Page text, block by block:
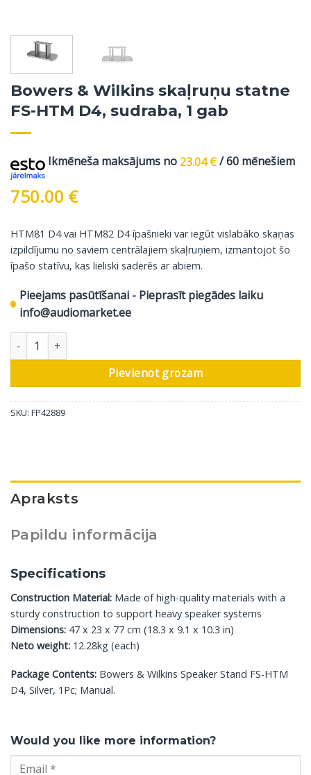
Bowers & Wilkins skaļruņu statne
FS-HTM D4, sudraba, 1 gab
Ikmēneša maksājums no 23.04€/ 60 mēnešiem
750.00 €
HTM81 D4 vai HTM82 D4 īpašnieki var iegūt vislabāko skaņas
izpildījumu no saviem centrālajiem skaļruņiem, izmantojot šo
īpašo statīvu, kas lieliski saderēs ar abiem.
Pieejams pasūtīšanai - Pieprasīt piegādes laiku
info@audiomarket.ee
Bowers & Wilkins skaļruņu statne FS-HTM D4, sudraba, 1 gab
Pievienot grozam
SKU: FP42889
Apraksts
Papildu informācija
Specifications
Construction Material: Made of high-quality materials with a
sturdy construction to support heavy speaker systems
Dimensions: 47 x 23 x 77 cm (18.3 x 9.1 x 10.3 in)
Neto weight: 12.28kg (each)
Package Contents: Bowers & Wilkins Speaker Stand FS-HTM
D4, Silver, 1Pc; Manual.
Would you like more information?